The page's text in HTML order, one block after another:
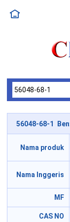
56048-68-1
Nama produk
Nama Inggeris
MF
CAS NO